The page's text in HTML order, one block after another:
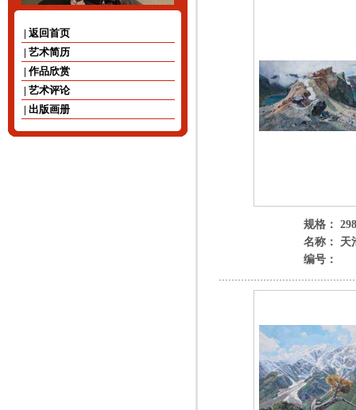
| 返回首页
| 艺术简历
| 作品欣赏
| 艺术评论
| 出版画册
规格：
名称： 天
编号：